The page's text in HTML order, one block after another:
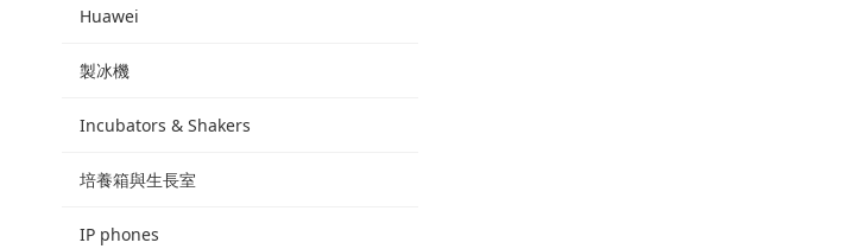
Huawei
製冰機
Incubators & Shakers
培養箱與生長室
IP phones